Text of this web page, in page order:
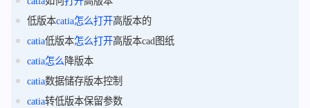
低版本catia怎么打开高版本的
catia低版本怎么打开高版本cad图纸
catia怎么降版本
catia数据储存版本控制
catia转低版本保留参数